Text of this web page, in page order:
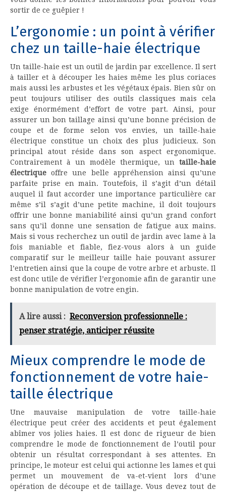
sortir de ce guêpier !
L’ergonomie : un point à vérifier
chez un taille-haie électrique
Un taille-haie est un outil de jardin par excellence. Il sert
à tailler et à découper les haies même les plus coriaces
mais aussi les arbustes et les végétaux épais. Bien sûr on
peut toujours utiliser des outils classiques mais cela
exige énormément d’effort de votre part. Ainsi, pour
assurer un bon taillage ainsi qu’une bonne précision de
coupe et de forme selon vos envies, un taille-haie
électrique constitue un choix des plus judicieux. Son
principal atout réside dans son aspect ergonomique.
Contrairement à un modèle thermique, un taille-haie
électrique offre une belle appréhension ainsi qu’une
parfaite prise en main. Toutefois, il s’agit d’un détail
auquel il faut accorder une importance particulière car
même s’il s’agit d’une petite machine, il doit toujours
offrir une bonne maniabilité ainsi qu’un grand confort
sans qu’il donne une sensation de fatigue aux mains.
Mais si vous recherchez un outil de jardin avec lame à la
fois maniable et fiable, fiez-vous alors à un guide
comparatif sur le meilleur taille haie pouvant assurer
l’entretien ainsi que la coupe de votre arbre et arbuste. Il
est donc utile de vérifier l’ergonomie afin de garantir une
bonne manipulation de votre engin.
A lire aussi : Reconversion professionnelle :
penser stratégie, anticiper réussite
Mieux comprendre le mode de
fonctionnement de votre haie-
taille électrique
Une mauvaise manipulation de votre taille-haie
électrique peut créer des accidents et peut également
abîmer vos jolies haies. Il est donc de rigueur de bien
comprendre le mode de fonctionnement de l’outil pour
obtenir un résultat correspondant à ses attentes. En
principe, le moteur est celui qui actionne les lames et qui
permet un mouvement de va-et-vient lors d’une
opération de découpe et de taillage. Vous devez tout de